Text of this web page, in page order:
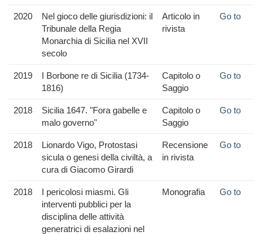
2020
Nel gioco delle giurisdizioni: il
Tribunale della Regia
Monarchia di Sicilia nel XVII
secolo
Articolo in
rivista
Go to
2019
I Borbone re di Sicilia (1734-
1816)
Capitolo o
Saggio
Go to
2018
Sicilia 1647. "Fora gabelle e
malo governo"
Capitolo o
Saggio
Go to
2018
Lionardo Vigo, Protostasi
sicula o genesi della civiltà, a
cura di Giacomo Girardi
Recensione
in rivista
Go to
2018
I pericolosi miasmi. Gli
interventi pubblici per la
disciplina delle attività
generatrici di esalazioni nel
Monografia Go to